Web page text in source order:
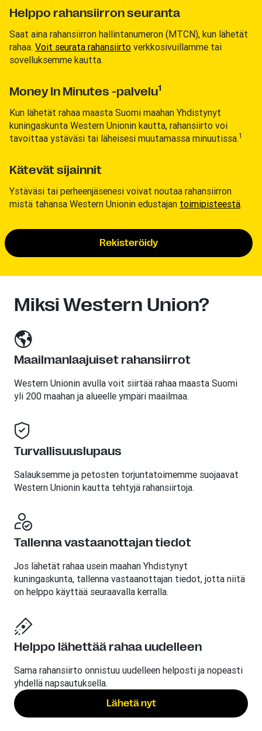
Helppo rahansiirron seuranta
Saat aina rahansiirron hallintanumeron (MTCN), kun lähetät
rahaa. Voit seurata rahansiirto verkkosivuillamme tai
sovelluksemme kautta.
Money In Minutes -palvelu1
Kun lähetät rahaa maasta Suomi maahan Yhdistynyt
kuningaskunta Western Unionin kautta, rahansiirto voi
tavoittaa ystäväsi tai läheisesi muutamassa minuutissa.1
Kätevät sijainnit
Ystäväsi tai perheenjäsenesi voivat noutaa rahansiirron
mistä tahansa Western Unionin edustajan toimipisteestä.
Rekisteröidy
Miksi Western Union?
Maailmanlaajuiset rahansiirrot
Western Unionin avulla voit siirtää rahaa maasta Suomi
yli 200 maahan ja alueelle ympäri maailmaa.
Turvallisuuslupaus
Salauksemme ja petosten torjuntatoimemme suojaavat
Western Unionin kautta tehtyjä rahansiirtoja.
Tallenna vastaanottajan tiedot
Jos lähetät rahaa usein maahan Yhdistynyt
kuningaskunta, tallenna vastaanottajan tiedot, jotta niitä
on helppo käyttää seuraavalla kerralla.
Helppo lähettää rahaa uudelleen
Sama rahansiirto onnistuu uudelleen helposti ja nopeasti
yhdellä napsautuksella.
Lähetä nyt